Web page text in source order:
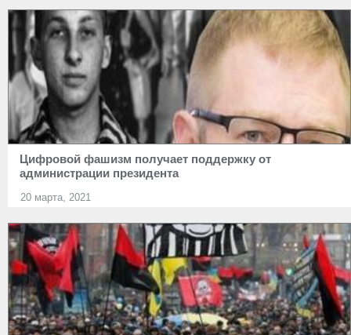
Цифровой фашизм получает поддержку от
администрации президента
20 марта, 2021